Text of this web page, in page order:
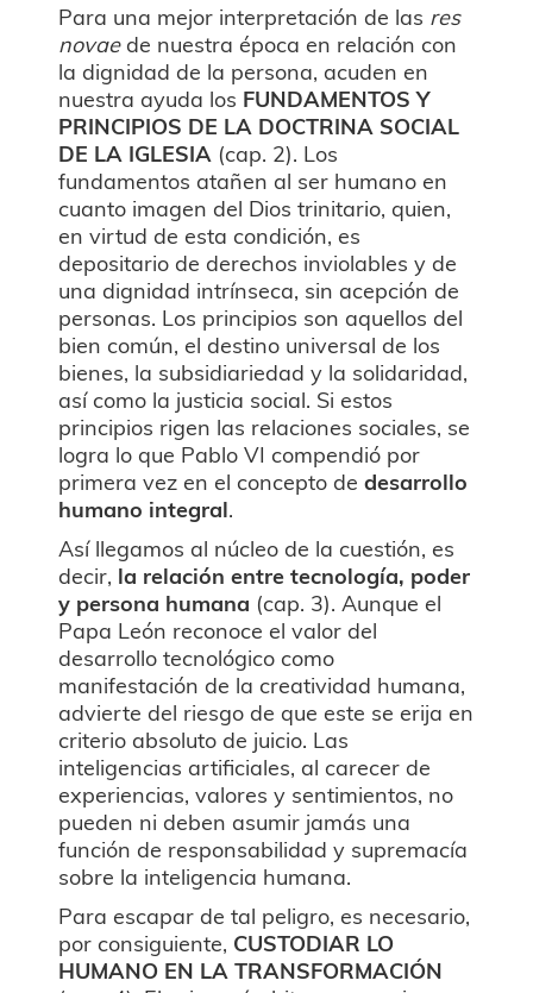
Para una mejor interpretación de las res
novaede nuestra época en relación con
la dignidad de la persona, acuden en
nuestra ayuda los FUNDAMENTOS Y
PRINCIPIOS DE LA DOCTRINA SOCIAL
DE LA IGLESIA (cap. 2). Los
fundamentos atañen al ser humano en
cuanto imagen del Dios trinitario, quien,
en virtud de esta condición, es
depositario de derechos inviolables y de
una dignidad intrínseca, sin acepción de
personas. Los principios son aquellos del
bien común, el destino universal de los
bienes, la subsidiariedad y la solidaridad,
así como la justicia social. Si estos
principios rigen las relaciones sociales, se
logra lo que Pablo VI compendió por
primera vez en el concepto dedesarrollo
humano integral.
Así llegamos al núcleo de la cuestión, es
decir, la relación entre tecnología, poder
y persona humana (cap. 3). Aunque el
Papa León reconoce el valor del
desarrollo tecnológico como
manifestación de la creatividad humana,
advierte del riesgo de que este se erija en
criterio absoluto de juicio. Las
inteligencias artificiales, al carecer de
experiencias, valores y sentimientos, no
pueden ni deben asumir jamás una
función de responsabilidad y supremacía
sobre la inteligencia humana.
Para escapar de tal peligro, es necesario,
por consiguiente, CUSTODIAR LO
HUMANO EN LA TRANSFORMACIÓN